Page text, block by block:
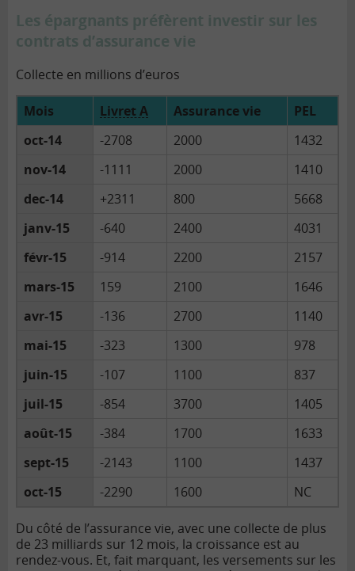
Les épargnants préfèrent investir sur les
contrats d’assurance vie
Collecte en millions d’euros
Mois Livret A Assurance vie
PEL
oct-14
-2708 2000
1432
nov-14
-1111 2000
1410
dec-14
+2311 800
5668
janv-15
-640 2400
4031
févr-15
-914 2200
2157
mars-15
159 2100
1646
avr-15
-136 2700
1140
mai-15
-323 1300
978
juin-15
-107 1100
837
juil-15
-854 3700
1405
août-15
-384 1700
1633
sept-15
-2143 1100
1437
oct-15
-2290 1600 NC
Du côté de l’assurance vie, avec une collecte de plus
de 23 milliards sur 12 mois, la croissance est au
rendez-vous. Et, fait marquant, les versements sur les